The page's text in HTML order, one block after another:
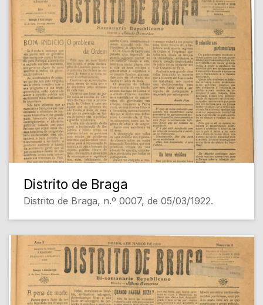
Distrito de Braga
Distrito de Braga, n.º 0007, de 05/03/1922.